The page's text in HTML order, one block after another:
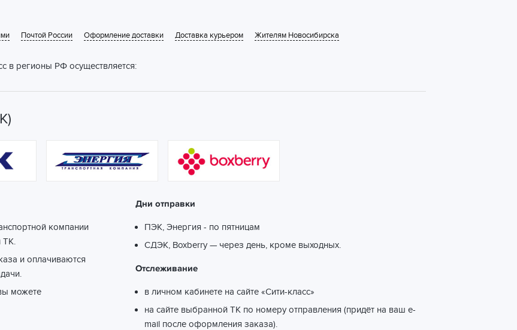
Почтой России Оформление доставки Доставка курьером Жителям Новосибирска
в регионы РФ осуществляется:
компании
и оплачиваются
можете
Дни отправки
ПЭК, Энергия - по пятницам
СДЭК, Boxberry — через день, кроме выходных.
Отслеживание
в личном кабинете на сайте «Сити-класс»
на сайте выбранной ТК по номеру отправления (придёт на ваш e-
mail после оформления заказа).